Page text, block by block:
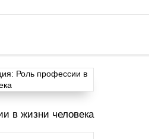
в жизни человека